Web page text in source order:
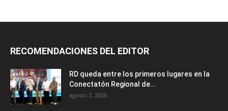
RECOMENDACIONES DEL EDITOR
RD queda entre los primeros lugares en la
Conectatón Regional de...
agosto 7, 2026